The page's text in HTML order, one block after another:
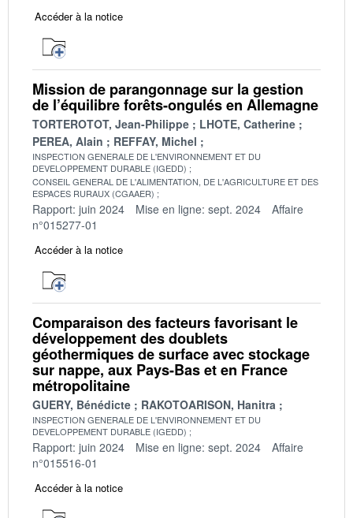
Accéder à la notice
Mission de parangonnage sur la gestion
de l’équilibre forêts-ongulés en Allemagne
TORTEROTOT, Jean-Philippe
LHOTE, Catherine
PEREA, Alain
REFFAY, Michel
INSPECTION GENERALE DE L'ENVIRONNEMENT ET DU
DEVELOPPEMENT DURABLE (IGEDD)
CONSEIL GENERAL DE L'ALIMENTATION, DE L'AGRICULTURE ET DES
ESPACES RURAUX (CGAAER)
Rapport: juin 2024 Mise en ligne: sept. 2024
Affaire
n°015277-01
Accéder à la notice
Comparaison des facteurs favorisant le
développement des doublets
géothermiques de surface avec stockage
sur nappe, aux Pays-Bas et en France
métropolitaine
GUERY, Bénédicte RAKOTOARISON, Hanitra
INSPECTION GENERALE DE L'ENVIRONNEMENT ET DU
DEVELOPPEMENT DURABLE (IGEDD)
Rapport: juin 2024 Mise en ligne: sept. 2024
Affaire
n°015516-01
Accéder à la notice